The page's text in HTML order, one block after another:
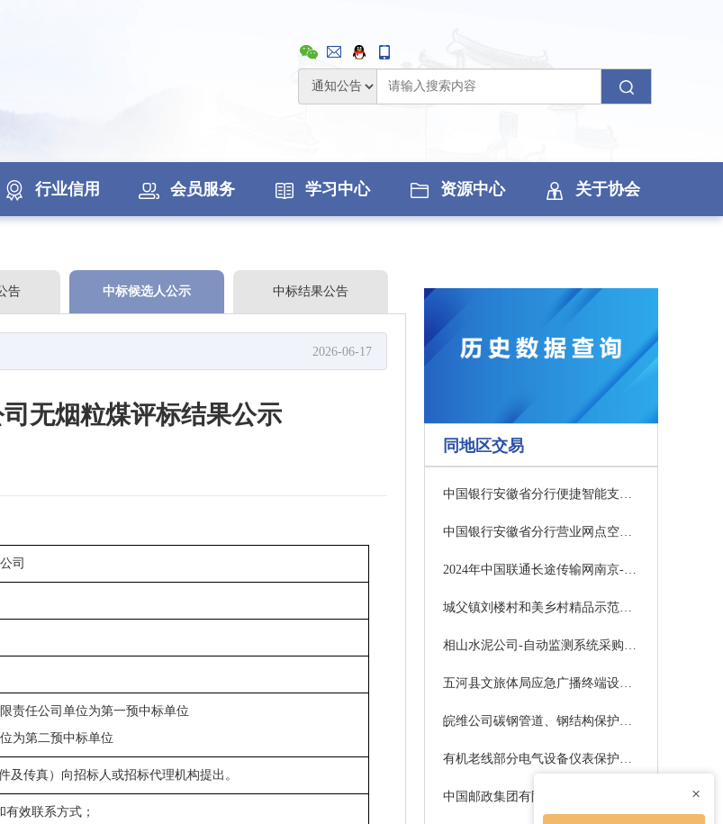
×
行业信用 会员服务 学习中心 资源中心 关于协会
告 中标候选人公示 中标结果公告
2026-06-17
无烟粒煤评标结果公示
司
责任公司单位为第一预中标单位
为第二预中标单位
传真）向招标人或招标代理机构提出。
有效联系方式；
同地区交易
中国银行安徽省分行便捷智能支付及交互系统采购项目暂停公告
中国银行安徽省分行营业网点空调选型入围项目变更公告
2024年中国联通长途传输网南京-合肥光缆线路新建工程（高铁红线内）监理服务采购项目招标公告
城父镇刘楼村和美乡村精品示范村规划服务方案项目竞争性磋商公告
相山水泥公司-自动监测系统采购（淮北相山水泥有限责任公司）结果公示(水泥公司设备保全部)
五河县文旅体局应急广播终端设备采购项目更正公告
皖维公司碳钢管道、钢结构保护性拆除采购公告(设备计量部)
有机老线部分电气设备仪表保护性拆除采购公告(设备计量部)